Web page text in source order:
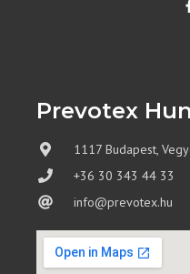
Prevotex
1117 Budapest,
+36 30 343 44 33
info@prevotex.hu